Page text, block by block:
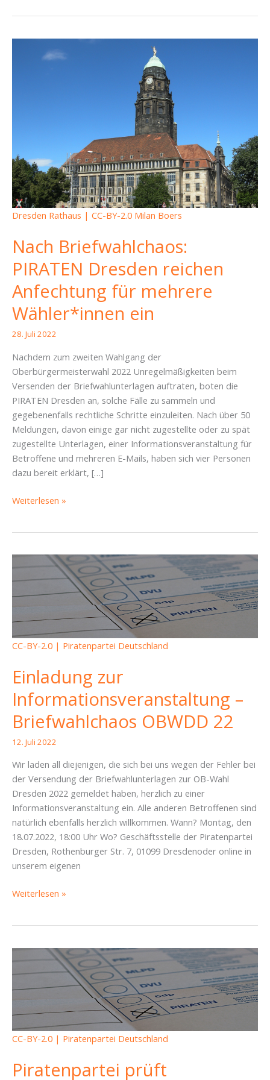
Dresden Rathaus | CC-BY-2.0 Milan Boers
Nach Briefwahlchaos:
PIRATEN Dresden reichen
Anfechtung für mehrere
Wähler*innen ein
28. Juli 2022
Nachdem zum zweiten Wahlgang der
Oberbürgermeisterwahl 2022 Unregelmäßigkeiten beim
Versenden der Briefwahlunterlagen auftraten, boten die
PIRATEN Dresden an, solche Fälle zu sammeln und
gegebenenfalls rechtliche Schritte einzuleiten. Nach über 50
Meldungen, davon einige gar nicht zugestellte oder zu spät
zugestellte Unterlagen, einer Informationsveranstaltung für
Betroffene und mehreren E-Mails, haben sich vier Personen
dazu bereit erklärt, […]
Nach
reichen
Anfechtung
mehrere
Weiterlesen »
CC-BY-2.0 | Piratenpartei Deutschland
Einladung zur
Informationsveranstaltung –
Briefwahlchaos OBWDD 22
12. Juli 2022
Wir laden all diejenigen, die sich bei uns wegen der Fehler bei
der Versendung der Briefwahlunterlagen zur OB-Wahl
Dresden 2022 gemeldet haben, herzlich zu einer
Informationsveranstaltung ein. Alle anderen Betroffenen sind
natürlich ebenfalls herzlich willkommen. Wann? Montag, den
18.07.2022, 18:00 Uhr Wo? Geschäftsstelle der Piratenpartei
Dresden, Rothenburger Str. 7, 01099 Dresdenoder online in
unserem eigenen
Einladung
Briefwahlchaos
OBWDD
Weiterlesen »
CC-BY-2.0 | Piratenpartei Deutschland
Piratenpartei prüft